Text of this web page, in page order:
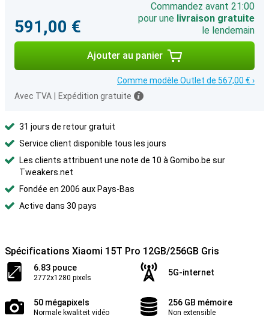
591,00 €
Commandez avant 21:00
pour une livraison gratuite
le lendemain
Ajouter au panier
Comme modèle Outlet de 567,00 € ›
Avec TVA
Expédition gratuite
31 jours de retour gratuit
Service client disponible tous les jours
Les clients attribuent une note de 10 à Gomibo.be sur
Tweakers.net
Fondée en 2006 aux Pays-Bas
Active dans 30 pays
Spécifications Xiaomi 15T Pro 12GB/256GB Gris
6.83 pouce
2772x1280 pixels
5G-internet
50 mégapixels
Normale kwaliteit vidéo
256 GB mémoire
Non extensible